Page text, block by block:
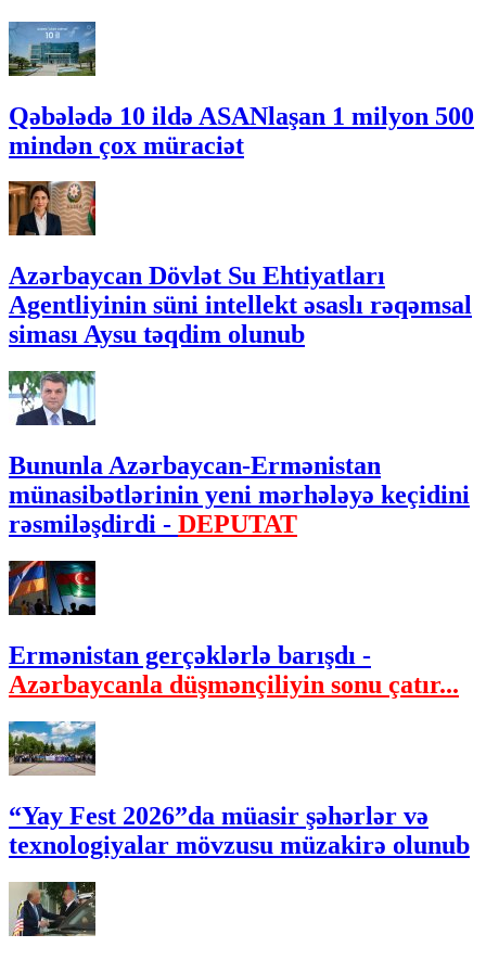
Qəbələdə 10 ildə ASANlaşan 1 milyon 500
mindən çox müraciət
Azərbaycan Dövlət Su Ehtiyatları
Agentliyinin süni intellekt əsaslı rəqəmsal
siması Aysu təqdim olunub
Bununla Azərbaycan-Ermənistan
münasibətlərinin yeni mərhələyə keçidini
rəsmiləşdirdi - DEPUTAT
Ermənistan gerçəklərlə barışdı -
Azərbaycanla düşmənçiliyin sonu çatır...
“Yay Fest 2026”da müasir şəhərlər və
texnologiyalar mövzusu müzakirə olunub